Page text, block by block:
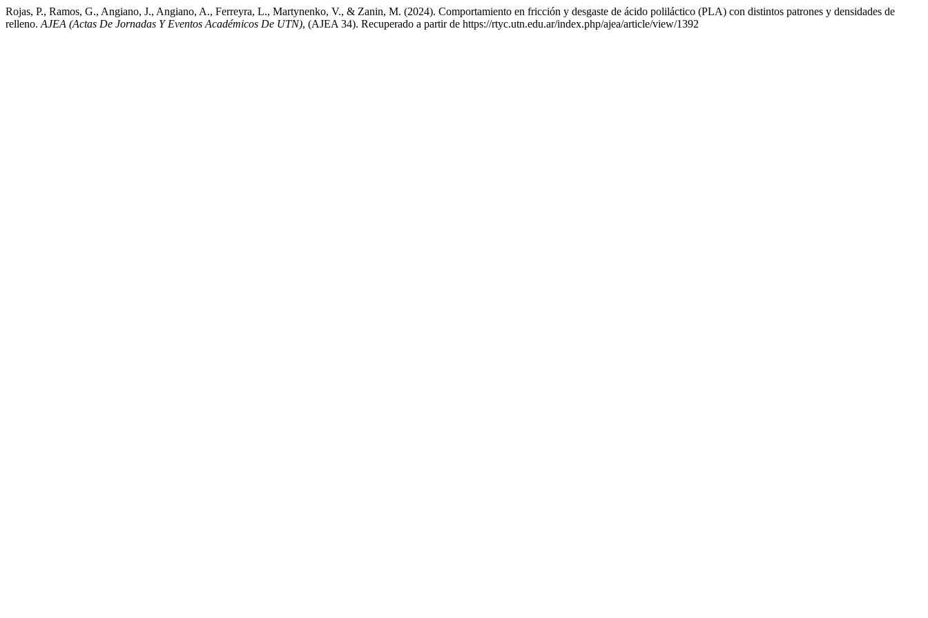
Rojas, P., Ramos, G., Angiano, J., Angiano, A., Ferreyra, L., Martynenko, V., & Zanin, M. (2024). Comportamiento en fricción y desgaste de ácido poliláctico (PLA) con distintos patrones y densidades de
relleno. AJEA (Actas De Jornadas Y Eventos Académicos De UTN), (AJEA 34). Recuperado a partir de https://rtyc.utn.edu.ar/index.php/ajea/article/view/1392